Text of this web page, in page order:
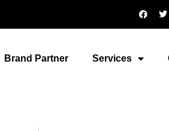
F
a
o
T
w
Brand Partner Services